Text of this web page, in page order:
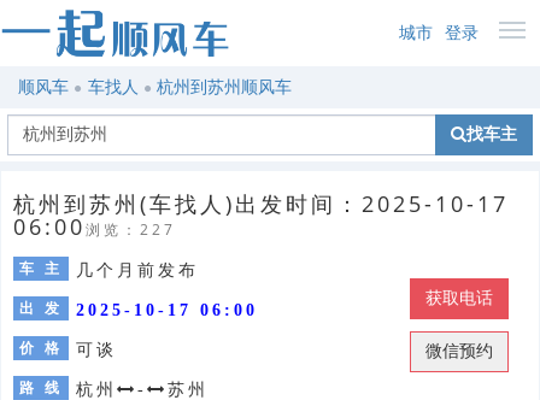
城市 登录
顺风车 车找人 杭州到苏州顺风车
找车主
杭州到苏州(车找人)出发时间：2025-10-17
06:00浏览：227
车 主 几个月前发布
出 发 2025-10-17 06:00
价 格 可谈
获取电话
微信预约
路 线 杭州 - 苏州